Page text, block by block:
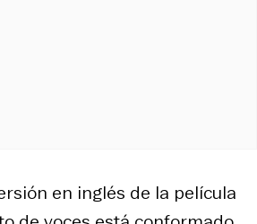
en inglés de la película